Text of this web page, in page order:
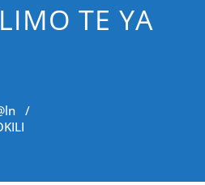
TE YA
/